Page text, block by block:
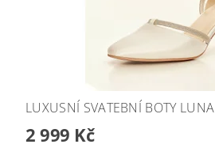
LUXUSNÍ SVATEBNÍ BOTY LUNA
2 999 Kč